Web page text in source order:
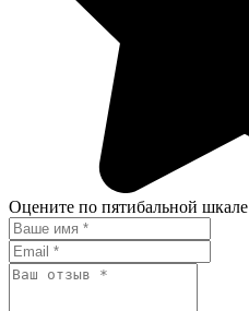
Оцените по пятибальной шкале